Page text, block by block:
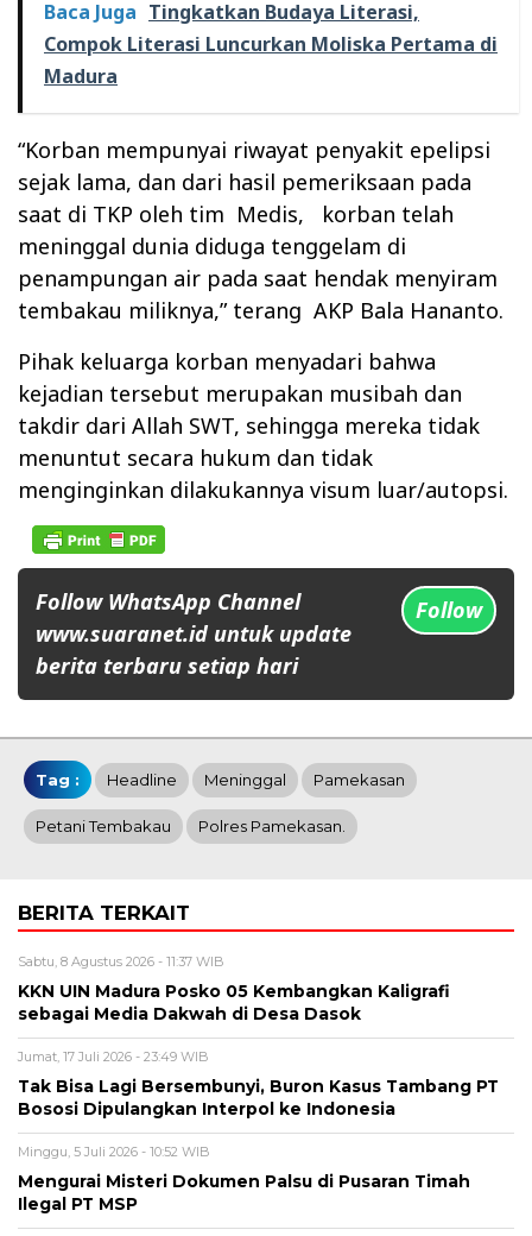
Baca Juga Tingkatkan Budaya Literasi,
Compok Literasi Luncurkan Moliska Pertama di
Madura
“Korban mempunyai riwayat penyakit epelipsi
sejak lama, dan dari hasil pemeriksaan pada
saat di TKP oleh tim Medis,
korban telah
meninggal dunia diduga tenggelam di
penampungan air pada saat hendak menyiram
tembakau miliknya,” terang AKP Bala Hananto.
Pihak keluarga korban menyadari bahwa
kejadian tersebut merupakan musibah dan
takdir dari Allah SWT, sehingga mereka tidak
menuntut secara hukum dan tidak
menginginkan dilakukannya visum luar/autopsi.
Follow WhatsApp Channel
www.suaranet.id untuk update
berita terbaru setiap hari
Follow
Tag : Headline Meninggal Pamekasan
Petani Tembakau Polres Pamekasan.
BERITA TERKAIT
Sabtu, 8 Agustus 2026 - 11:37 WIB
KKN UIN Madura Posko 05 Kembangkan Kaligrafi
sebagai Media Dakwah di Desa Dasok
Jumat, 17 Juli 2026 - 23:49 WIB
Tak Bisa Lagi Bersembunyi, Buron Kasus Tambang PT
Bososi Dipulangkan Interpol ke Indonesia
Minggu, 5 Juli 2026 - 10:52 WIB
Mengurai Misteri Dokumen Palsu di Pusaran Timah
Ilegal PT MSP